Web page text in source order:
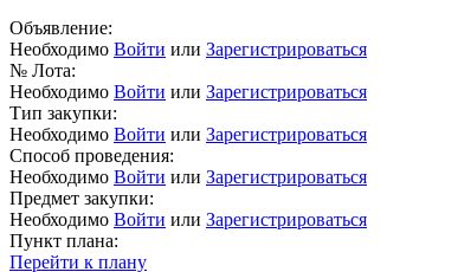
Объявление:
Необходимо Войти или Зарегистрироваться
№ Лота:
Необходимо Войти или Зарегистрироваться
Тип закупки:
Необходимо Войти или Зарегистрироваться
Способ проведения:
Необходимо Войти или Зарегистрироваться
Предмет закупки:
Необходимо Войти или Зарегистрироваться
Пункт плана:
Перейти к плану